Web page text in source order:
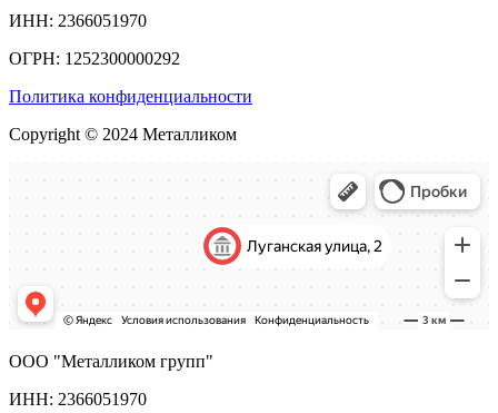
ИНН: 2366051970
ОГРН: 1252300000292
Политика конфиденциальности
Copyright © 2024 Металликом
ООО "Металликом групп"
ИНН: 2366051970